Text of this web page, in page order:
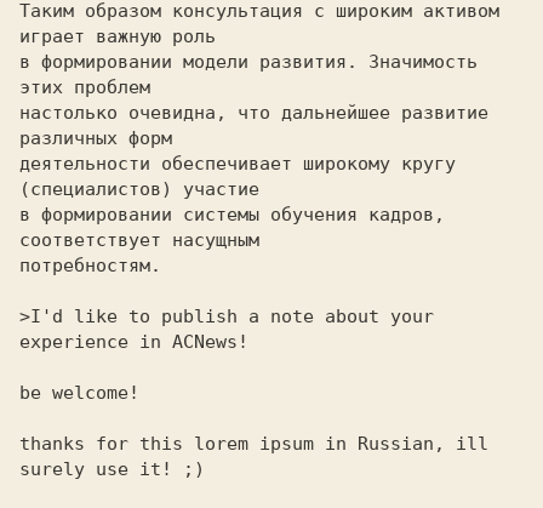
Таким образом консультация с широким активом
играет важную роль
в формировании модели развития. Значимость
этих проблем
настолько очевидна, что дальнейшее развитие
различных форм
деятельности обеспечивает широкому кругу
(специалистов) участие
в формировании системы обучения кадров,
соответствует насущным
потребностям.
>I'd like to publish a note about your
experience in ACNews!
be welcome!
thanks for this lorem ipsum in Russian, ill
surely use it! ;)